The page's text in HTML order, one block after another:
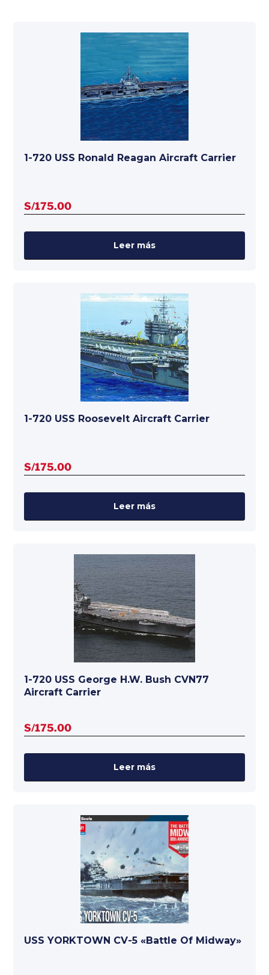
1-720 USS Ronald Reagan Aircraft Carrier
S/175.00
Leer más
1-720 USS Roosevelt Aircraft Carrier
S/175.00
Leer más
1-720 USS George H.W. Bush CVN77
Aircraft Carrier
S/175.00
Leer más
USS YORKTOWN CV-5 «Battle Of Midway»